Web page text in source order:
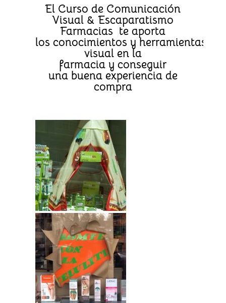
El Curso de Comunicación
Visual & Escaparatismo
Farmacias te aporta
los conocimientos yherramientas
visual en la
farmacia y conseguir
una buena experiencia de
compra